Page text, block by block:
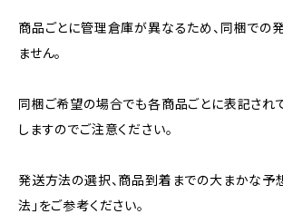
商品ごとに管理倉庫が異なるため、同梱での
ません。
同梱ご希望の場合でも各商品ごとに表記され
しますのでご注意ください。
発送方法の選択、商品到着までの大まかな予
法」をご参考ください。